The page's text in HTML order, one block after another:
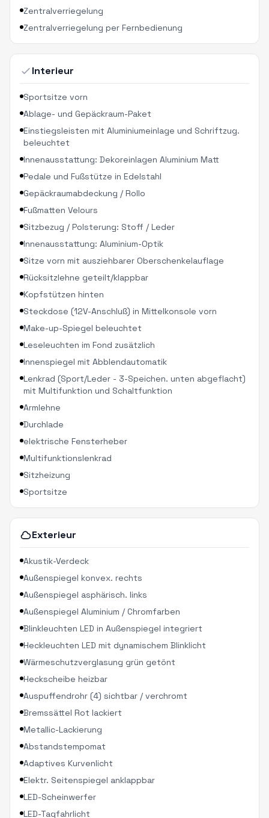
Zentralverriegelung
Zentralverriegelung per Fernbedienung
Interieur
Sportsitze vorn
Ablage- und Gepäckraum-Paket
Einstiegsleisten mit Aluminiumeinlage und Schriftzug.
beleuchtet
Innenausstattung: Dekoreinlagen Aluminium Matt
Pedale und Fußstütze in Edelstahl
Gepäckraumabdeckung / Rollo
Fußmatten Velours
Sitzbezug / Polsterung: Stoff / Leder
Innenausstattung: Aluminium-Optik
Sitze vorn mit ausziehbarer Oberschenkelauflage
Rücksitzlehne geteilt/klappbar
Kopfstützen hinten
Steckdose (12V-Anschluß) in Mittelkonsole vorn
Make-up-Spiegel beleuchtet
Leseleuchten im Fond zusätzlich
Innenspiegel mit Abblendautomatik
Lenkrad (Sport/Leder - 3-Speichen. unten abgeflacht)
mit Multifunktion und Schaltfunktion
Armlehne
Durchlade
elektrische Fensterheber
Multifunktionslenkrad
Sitzheizung
Sportsitze
Exterieur
Akustik-Verdeck
Außenspiegel konvex. rechts
Außenspiegel asphärisch. links
Außenspiegel Aluminium / Chromfarben
Blinkleuchten LED in Außenspiegel integriert
Heckleuchten LED mit dynamischem Blinklicht
Wärmeschutzverglasung grün getönt
Heckscheibe heizbar
Auspuffendrohr (4) sichtbar / verchromt
Bremssättel Rot lackiert
Metallic-Lackierung
Abstandstempomat
Adaptives Kurvenlicht
Elektr. Seitenspiegel anklappbar
LED-Scheinwerfer
LED-Tagfahrlicht